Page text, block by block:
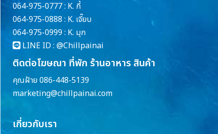
064-975-0777 : K. กี้
064-975-0888 : K. เจี๊ยบ
064-975-0999 : K. มุก
LINE ID : @Chillpainai
ติดต่อโฆษณา ที่พัก ร้านอาหาร สินค้า
คุณฝ้าย 086-448-5139
marketing@chillpainai.com
เกี่ยวกับเรา